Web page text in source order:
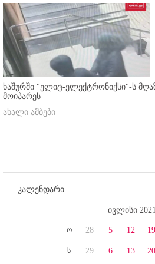
ხაშურში "ელიტ-ელექტრონიქსი"-ს
მოიპარეს
ახალი ამბები
კალენდარი
ივლისი 2021
ო
ს
28
29
5
6
12
13
19
20